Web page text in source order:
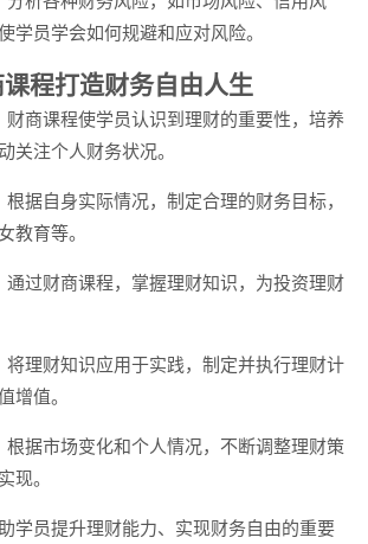
学员学会如何规避和应对风险。
程打造财务自由人生
财商课程使学员认识到理财的重要性，培养
关注个人财务状况。
据自身实际情况，制定合理的财务目标，
教育等。
通过财商课程，掌握理财知识，为投资理财
将理财知识应用于实践，制定并执行理财计
增值。
根据市场变化和个人情况，不断调整理财策
现。
学员提升理财能力、实现财务自由的重要